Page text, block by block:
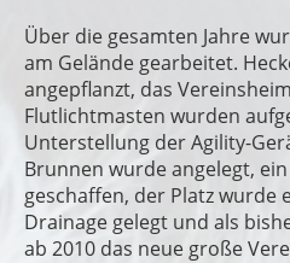
Über die gesamten Jahre
am Gelände gearbeitet.
angepflanzt, das
Flutlichtmasten wurden
Unterstellung der Agility-
Brunnen wurde angelegt,
geschaffen, der Platz wurde
Drainage gelegt und als
ab 2010 das neue große